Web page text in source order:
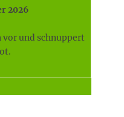
2026
und schnuppert